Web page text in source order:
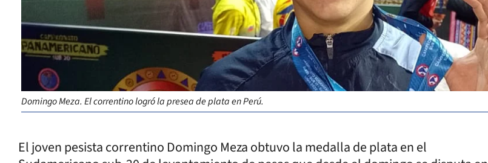
Domingo Meza. El correntino logró la presea de plata en Perú.
El joven pesista correntino Domingo Meza obtuvo la medalla de plata en el